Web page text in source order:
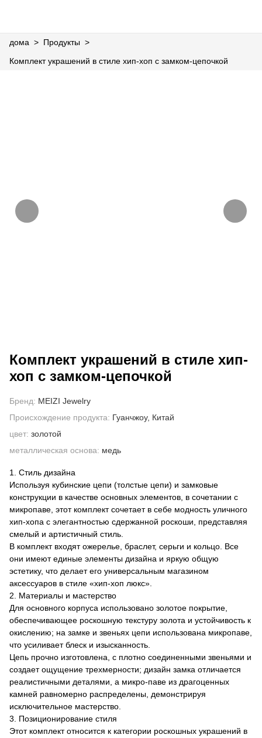
ЗАВОД
العربية English
дома > Продукты >
Комплект украшений в стиле хип-хоп с замком-цепочкой
Комплект украшений в стиле хип-
хоп с замком-цепочкой
Бренд: MEIZI Jewelry
Происхождение продукта: Гуанчжоу, Китай
цвет: золотой
металлическая основа: медь
1. Стиль дизайна
Используя кубинские цепи (толстые цепи) и замковые
конструкции в качестве основных элементов, в сочетании с
микропаве, этот комплект сочетает в себе модность уличного
хип-хопа с элегантностью сдержанной роскоши, представляя
смелый и артистичный стиль.
В комплект входят ожерелье, браслет, серьги и кольцо. Все
они имеют единые элементы дизайна и яркую общую
эстетику, что делает его универсальным магазином
аксессуаров в стиле «хип-хоп люкс».
2. Материалы и мастерство
Для основного корпуса использовано золотое покрытие,
обеспечивающее роскошную текстуру золота и устойчивость к
окислению; на замке и звеньях цепи использована микропаве,
что усиливает блеск и изысканность.
Цепь прочно изготовлена, с плотно соединенными звеньями и
создает ощущение трехмерности; дизайн замка отличается
реалистичными деталями, а микро-паве из драгоценных
камней равномерно распределены, демонстрируя
исключительное мастерство.
3. Позиционирование стиля
Этот комплект относится к категории роскошных украшений в